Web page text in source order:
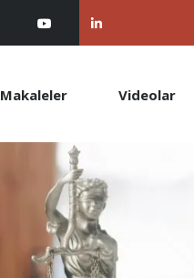
Makaleler Videolar